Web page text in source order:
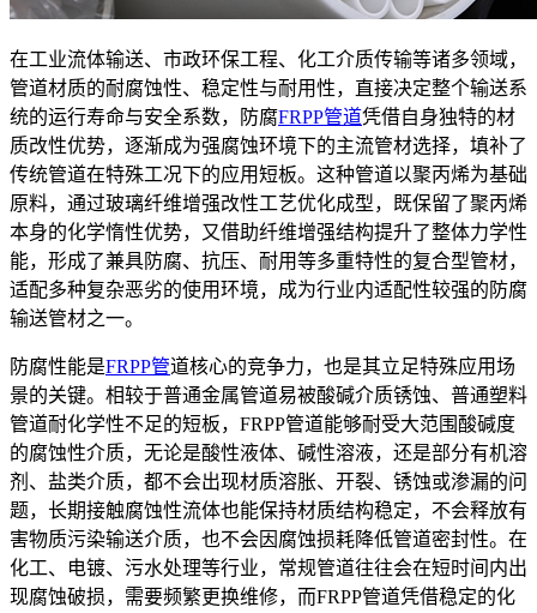
在工业流体输送、市政环保工程、化工介质传输等诸多领域，
管道材质的耐腐蚀性、稳定性与耐用性，直接决定整个输送系
统的运行寿命与安全系数，防腐FRPP管道凭借自身独特的材
质改性优势，逐渐成为强腐蚀环境下的主流管材选择，填补了
传统管道在特殊工况下的应用短板。这种管道以聚丙烯为基础
原料，通过玻璃纤维增强改性工艺优化成型，既保留了聚丙烯
本身的化学惰性优势，又借助纤维增强结构提升了整体力学性
能，形成了兼具防腐、抗压、耐用等多重特性的复合型管材，
适配多种复杂恶劣的使用环境，成为行业内适配性较强的防腐
输送管材之一。
防腐性能是FRPP管道核心的竞争力，也是其立足特殊应用场
景的关键。相较于普通金属管道易被酸碱介质锈蚀、普通塑料
管道耐化学性不足的短板，FRPP管道能够耐受大范围酸碱度
的腐蚀性介质，无论是酸性液体、碱性溶液，还是部分有机溶
剂、盐类介质，都不会出现材质溶胀、开裂、锈蚀或渗漏的问
题，长期接触腐蚀性流体也能保持材质结构稳定，不会释放有
害物质污染输送介质，也不会因腐蚀损耗降低管道密封性。在
化工、电镀、污水处理等行业，常规管道往往会在短时间内出
现腐蚀破损，需要频繁更换维修，而FRPP管道凭借稳定的化